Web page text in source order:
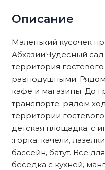
Описание
Маленький кусочек
Абхазии.Чудесный
территория
равнодушными. Рядом
кафе и магазины. До
транспорте, рядом
территории
детская площадка, с
:горка, качели,
бассейн, батут. Все
беседка с кухней,